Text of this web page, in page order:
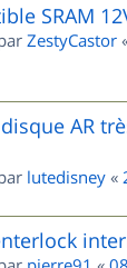
SRAM
ZestyCastor
AR
lutedisney «